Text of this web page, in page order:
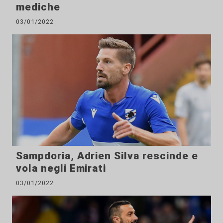
mediche
03/01/2022
Sampdoria, Adrien Silva rescinde e
vola negli Emirati
03/01/2022